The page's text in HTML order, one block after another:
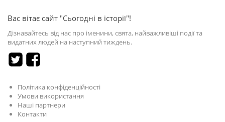
Вас вітає сайт "Сьогодні в історії"!
Дізнавайтесь від нас про іменини, свята, найважливіші події та
видатних людей на наступний тиждень.
Політика конфіденційності
Умови використання
Наші партнери
Контакти